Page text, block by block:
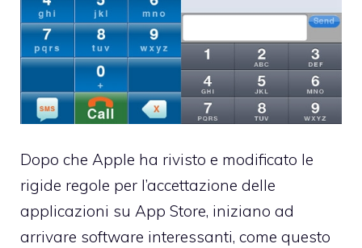
Dopo che Apple ha rivisto e modificato le
rigide regole per l’accettazione delle
applicazioni su App Store, iniziano ad
arrivare software interessanti, come questo